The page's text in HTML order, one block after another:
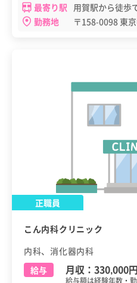
最寄り駅 用賀駅から徒歩
勤務地
〒158-0098 東
正職員
こん内科クリニック
内科、消化器内科
給与
月収： 330,000円
給与額は経験年数・